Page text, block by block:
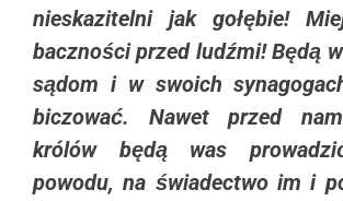
nieskazitelni jak gołębie!
baczności przed ludźmi! Będą
sądom i w swoich
biczować. Nawet przed
królów będą was
powodu, na świadectwo im i